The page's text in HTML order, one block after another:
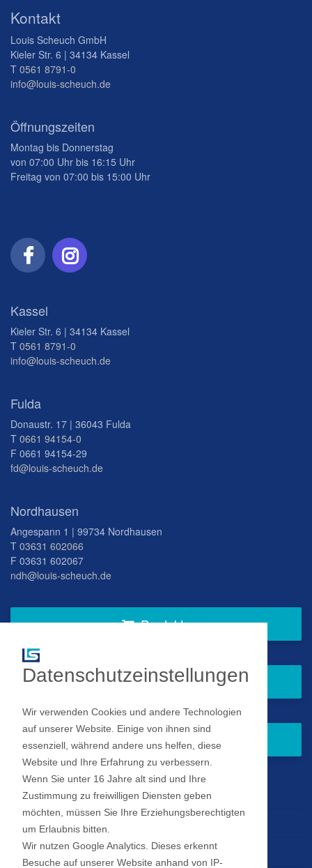
Kontakt
Louis Scheuch GmbH
Kieler Str. 6 | 34134 Kassel
T 0561 8791-0
info@louis-scheuch.de
Öffnungszeiten
Montag bis Donnerstag
von 07:00 Uhr bis 16:15 Uhr
Freitag von 07:00 bis 15:00 Uhr
Kassel
Kieler Str. 6 | 34134 Kassel
T 0561 8791-0
info@louis-scheuch.de
Fulda
Donaustr. 17 | 36043 Fulda
T 0661 94154-0
F 0661 94154-29
fd@louis-scheuch.de
Nordhausen
Angespann 1 | 99734 Nordhausen
T 03631 602066
F 03631 602067
ndh@louis-scheuch.de
Produkte
Fragen Sie gern bei uns an
Zum Newsletter anmelden
Impressum
Datenschutz
Datenschutz Einstellungen
Datenschutzeinstellungen
Wir verwenden Cookies und andere Technologien
auf unserer Website. Einige von ihnen sind
essenziell, während andere uns helfen, diese
Website und Ihre Erfahrung zu verbessern.
Wenn Sie unter 16 Jahre alt sind und Ihre
Zustimmung zu freiwilligen Diensten geben
möchten, müssen Sie Ihre Erziehungsberechtigten
um Erlaubnis bitten.
Wir nutzen Google Analytics. Dieses erkennt
Besuche auf unserer Website anhand von IP-